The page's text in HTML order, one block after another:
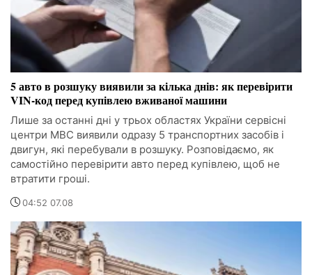
5 авто в розшуку виявили за кілька днів: як перевірити
VIN-код перед купівлею вживаної машини
Лише за останні дні у трьох областях України сервісні
центри МВС виявили одразу 5 транспортних засобів і
двигун, які перебували в розшуку. Розповідаємо, як
самостійно перевірити авто перед купівлею, щоб не
втратити гроші.
04:52 07.08